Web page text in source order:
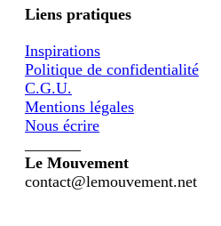
Liens pratiques
Inspirations
Politique de confidentialité
C.G.U.
Mentions légales
Nous écrire
Le Mouvement
contact@lemouvement.net